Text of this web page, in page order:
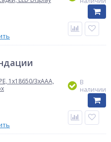
1х18650/3xAAA,
В
наличии